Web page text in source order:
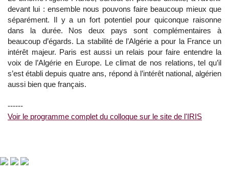
devant lui : ensemble nous pouvons faire beaucoup mieux que
séparément. Il y a un fort potentiel pour quiconque raisonne
dans la durée. Nos deux pays sont complémentaires à
beaucoup d’égards. La stabilité de l’Algérie a pour la France un
intérêt majeur. Paris est aussi un relais pour faire entendre la
voix de l’Algérie en Europe. Le climat de nos relations, tel qu’il
s’est établi depuis quatre ans, répond à l’intérêt national, algérien
aussi bien que français.
------
Voir le programme complet du colloque sur le site de l'IRIS